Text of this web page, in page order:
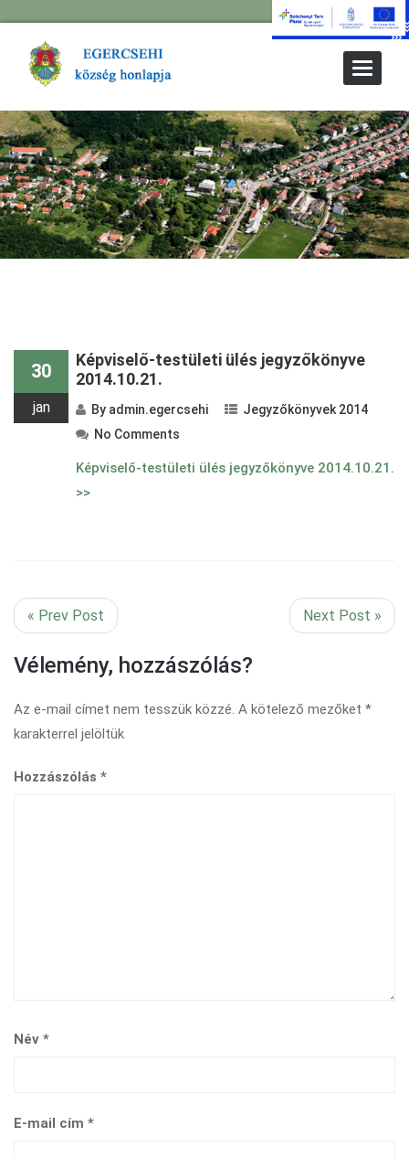
Toggle
30
jan
Képviselő-testületi ülés jegyzőkönyve
2014.10.21.
By admin.egercsehi
Jegyzőkönyvek 2014
No Comments
Képviselő-testületi ülés jegyzőkönyve 2014.10.21.
>>
« Prev Post Next Post »
Vélemény, hozzászólás?
Az e-mail címet nem tesszük közzé. A kötelező mezőket *
karakterrel jelöltük
Hozzászólás *
Név *
E-mail cím *